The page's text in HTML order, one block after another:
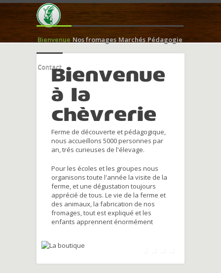
Bienvenue Nos fromages Marchés Pédagogie
ContactBienvenue
à la
chèvrerie
Ferme de découverte et pédagogique,
nous accueillons 5000 personnes par
an, trés curieuses de l'élevage.
Pour les écoles et les groupes nous
organisons toute l'année la visite de la
ferme, et une dégustation toujours
apprécié de tous. Le vie de la ferme et
des animaux, la fabrication de nos
fromages, tout est expliqué et les
enfants apprennent énormément